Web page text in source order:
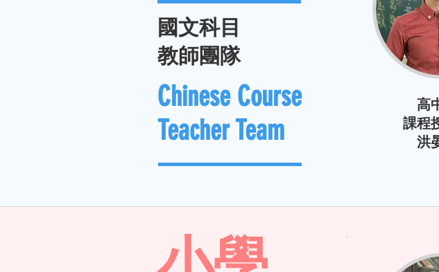
高
課程
洪
國文科目
教師團隊
Chinese Course
Teacher Team